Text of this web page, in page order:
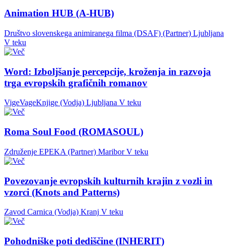
Animation HUB (A-HUB)
Društvo slovenskega animiranega filma (DSAF) (Partner) Ljubljana
V teku
Word: Izboljšanje percepcije, kroženja in razvoja
trga evropskih grafičnih romanov
VigeVageKnjige (Vodja) Ljubljana V teku
Roma Soul Food (ROMASOUL)
Združenje EPEKA (Partner) Maribor V teku
Povezovanje evropskih kulturnih krajin z vozli in
vzorci (Knots and Patterns)
Zavod Carnica (Vodja) Kranj V teku
Pohodniške poti dediščine (INHERIT)